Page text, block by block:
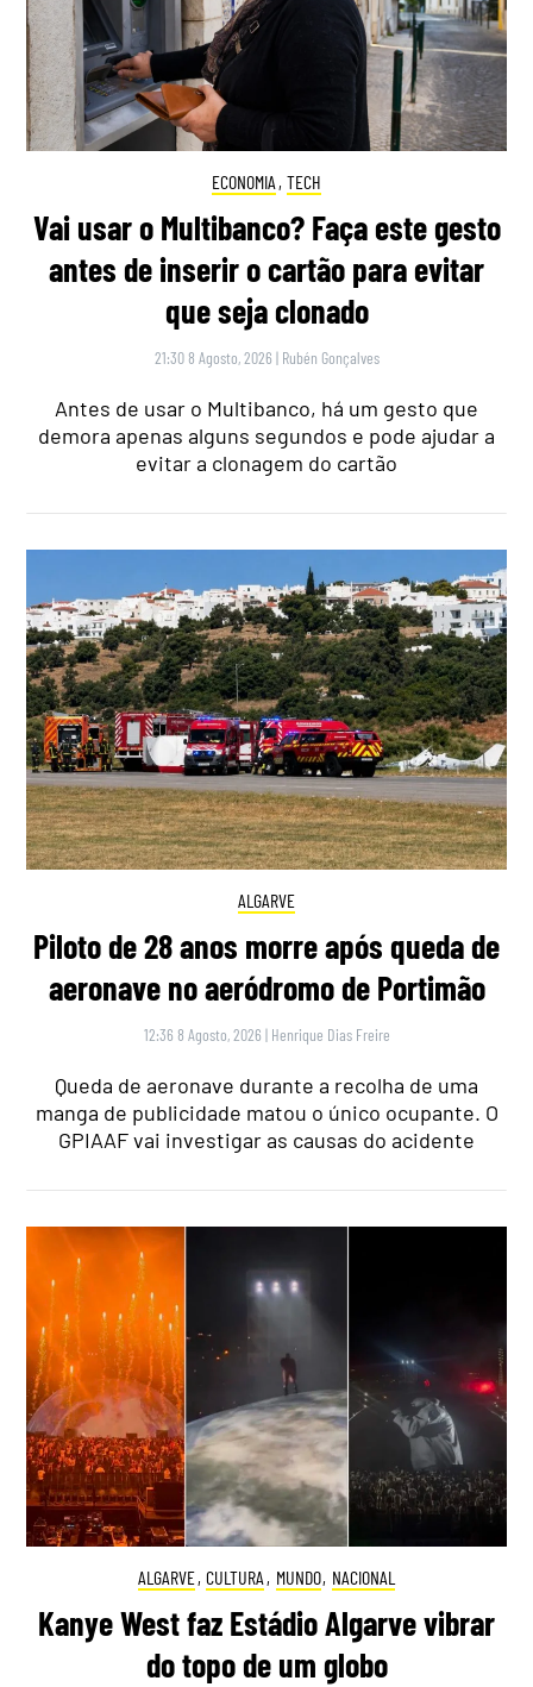
ECONOMIA , TECH
Vai usar o Multibanco? Faça este gesto
antes de inserir o cartão para evitar
que seja clonado
21:30 8 Agosto, 2026 | Rubén Gonçalves
Antes de usar o Multibanco, há um gesto que
demora apenas alguns segundos e pode ajudar a
evitar a clonagem do cartão
ALGARVE
Piloto de 28 anos morre após queda de
aeronave no aeródromo de Portimão
12:36 8 Agosto, 2026 | Henrique Dias Freire
Queda de aeronave durante a recolha de uma
manga de publicidade matou o único ocupante. O
GPIAAF vai investigar as causas do acidente
ALGARVE, CULTURA , MUNDO, NACIONAL
Kanye West faz Estádio Algarve vibrar
do topo de um globo